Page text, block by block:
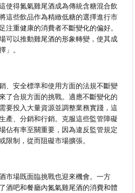
使得氮氣雞尾酒成為傳統含糖混合飲
這些飲品作為精緻低糖的選擇進行市
注重健康的消費者不斷變化的偏好。
可以推動雞尾酒的形象轉變，使其成
」。
、安全標準和使用方面的法規不斷變
了合規方面的挑戰。適應不斷變化的
要投入大量資源並調整業務實踐，這
產、分銷和行銷。克服這些監管障礙
佔有率至關重要，因為違反監管規定
限制，從而阻礙市場擴張。
市場既面臨挑戰也迎來機會。一方
酒吧和餐廳內氮氣雞尾酒的消費和體